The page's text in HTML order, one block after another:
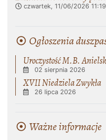
czwartek, 11/06/2026 11:19
Ogłoszenia
Uroczystość M.B.
02 sierpnia 2026
XVII Niedziela Zwykła
26 lipca 2026
Ważne informacje